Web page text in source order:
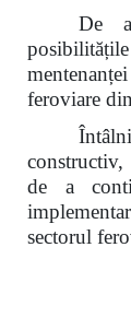
De
feroviare
de a
sectorul